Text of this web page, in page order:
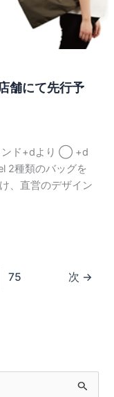
舗にて先行予
ンド+dより ◯ +d
種類のバッグを
、直営のデザイン
75 次 →